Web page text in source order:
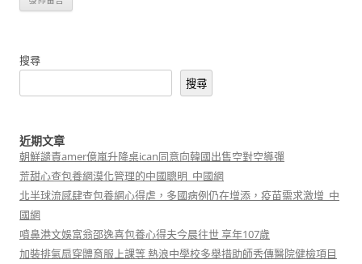
搜尋
搜尋
近期文章
朝鮮譴責amer億嵐升降桌ican同意向韓國出售空對空導彈
荒甜心查包養網漠化管理的中國聰明_中國網
北半球流感肆查包養網心得虐，多國病例仍在增添，疫苗需求激增_中
國網
噴鼻港文娛富翁邵逸喜包養心得夫今晨往世 享年107歲
加裝排氣扇穿體育服上課等 熱浪中學校多舉措助師秀傳醫院健檢項目